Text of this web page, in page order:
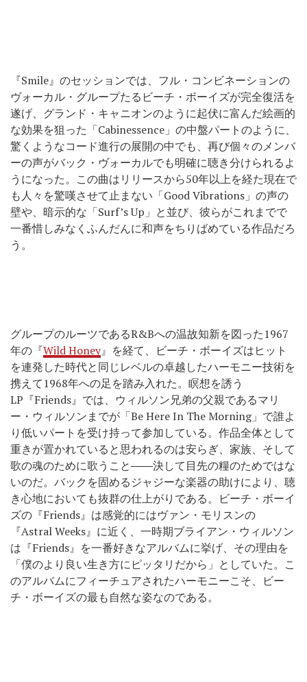
『Smile』のセッションでは、フル・コンビネーションの
ヴォーカル・グループたるビーチ・ボーイズが完全復活を
遂げ、グランド・キャニオンのように起伏に富んだ絵画的
な効果を狙った「Cabinessence」の中盤パートのように、
驚くようなコード進行の展開の中でも、再び個々のメンバ
ーの声がバック・ヴォーカルでも明確に聴き分けられるよ
うになった。この曲はリリースから50年以上を経た現在で
も人々を驚嘆させて止まない「Good Vibrations」の声の
壁や、暗示的な「Surf’s Up」と並び、彼らがこれまでで
一番惜しみなくふんだんに和声をちりばめている作品だろ
う。
グループのルーツであるR&Bへの温故知新を図った1967
年の『Wild Honey』を経て、ビーチ・ボーイズはヒット
を連発した時代と同じレベルの卓越したハーモニー技術を
携えて1968年への足を踏み入れた。瞑想を誘う
LP『Friends』では、ウィルソン兄弟の父親であるマリ
ー・ウィルソンまでが「Be Here In The Morning」で誰よ
り低いパートを受け持って参加している。作品全体として
重きが置かれていると思われるのは安らぎ、家族、そして
歌の魂のために歌うこと――決して目先の糧のためではな
いのだ。バックを固めるジャジーな楽器の助けにより、聴
き心地においても抜群の仕上がりである。ビーチ・ボーイ
ズの『Friends』は感覚的にはヴァン・モリスンの
『Astral Weeks』に近く、一時期ブライアン・ウィルソン
は『Friends』を一番好きなアルバムに挙げ、その理由を
「僕のより良い生き方にピッタリだから」としていた。こ
のアルバムにフィーチュアされたハーモニーこそ、ビー
チ・ボーイズの最も自然な姿なのである。